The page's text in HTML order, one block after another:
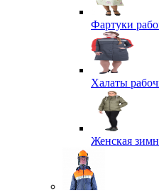
Фартуки
Халаты
Женская